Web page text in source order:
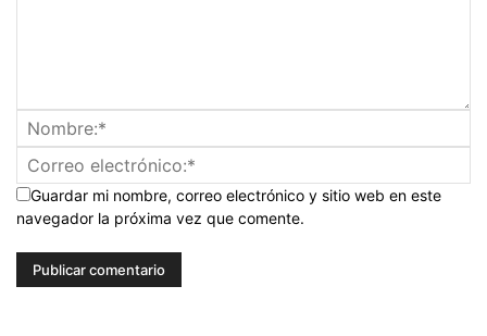
Guardar mi nombre, correo electrónico y sitio web en este
navegador la próxima vez que comente.